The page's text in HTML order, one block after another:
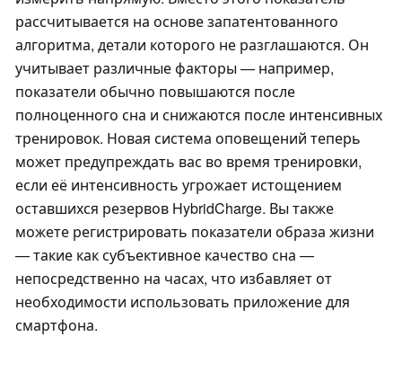
рассчитывается на основе запатентованного
алгоритма, детали которого не разглашаются. Он
учитывает различные факторы — например,
показатели обычно повышаются после
полноценного сна и снижаются после интенсивных
тренировок. Новая система оповещений теперь
может предупреждать вас во время тренировки,
если её интенсивность угрожает истощением
оставшихся резервов HybridCharge. Вы также
можете регистрировать показатели образа жизни
— такие как субъективное качество сна —
непосредственно на часах, что избавляет от
необходимости использовать приложение для
смартфона.